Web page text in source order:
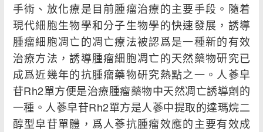
手術、放化療是目前腫瘤治療的主要手段。隨着
現代細胞生物學和分子生物學的快速發展，誘導
腫瘤細胞凋亡的凋亡療法被認爲是一種新的有效
治療方法，誘導腫瘤細胞凋亡的天然藥物研究已
成爲近幾年的抗腫瘤藥物研究熱點之一。人蔘皁
苷Rh2單方便是治療腫瘤藥物中天然凋亡誘導劑的
一種。人蔘皁苷Rh2單方是人蔘中提取的達瑪烷二
醇型皁苷單體，爲人蔘抗腫瘤效應的主要有效成